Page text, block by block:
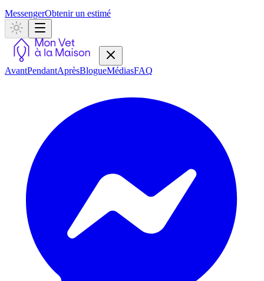
MessengerObtenir un estimé
AvantPendantAprèsBlogueMédiasFAQ